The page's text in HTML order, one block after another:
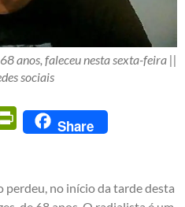
anos, faleceu nesta sexta-feira ||
sociais
PrintFriendly
Share
no início da tarde desta